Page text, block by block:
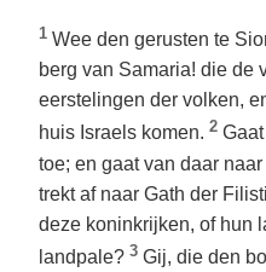
1 Wee den gerusten te
berg van Samaria! die de
eerstelingen der volken,
huis Israels komen. 2
toe; en gaat van daar
trekt af naar Gath der
deze koninkrijken, of hun
landpale? 3 Gij, die den